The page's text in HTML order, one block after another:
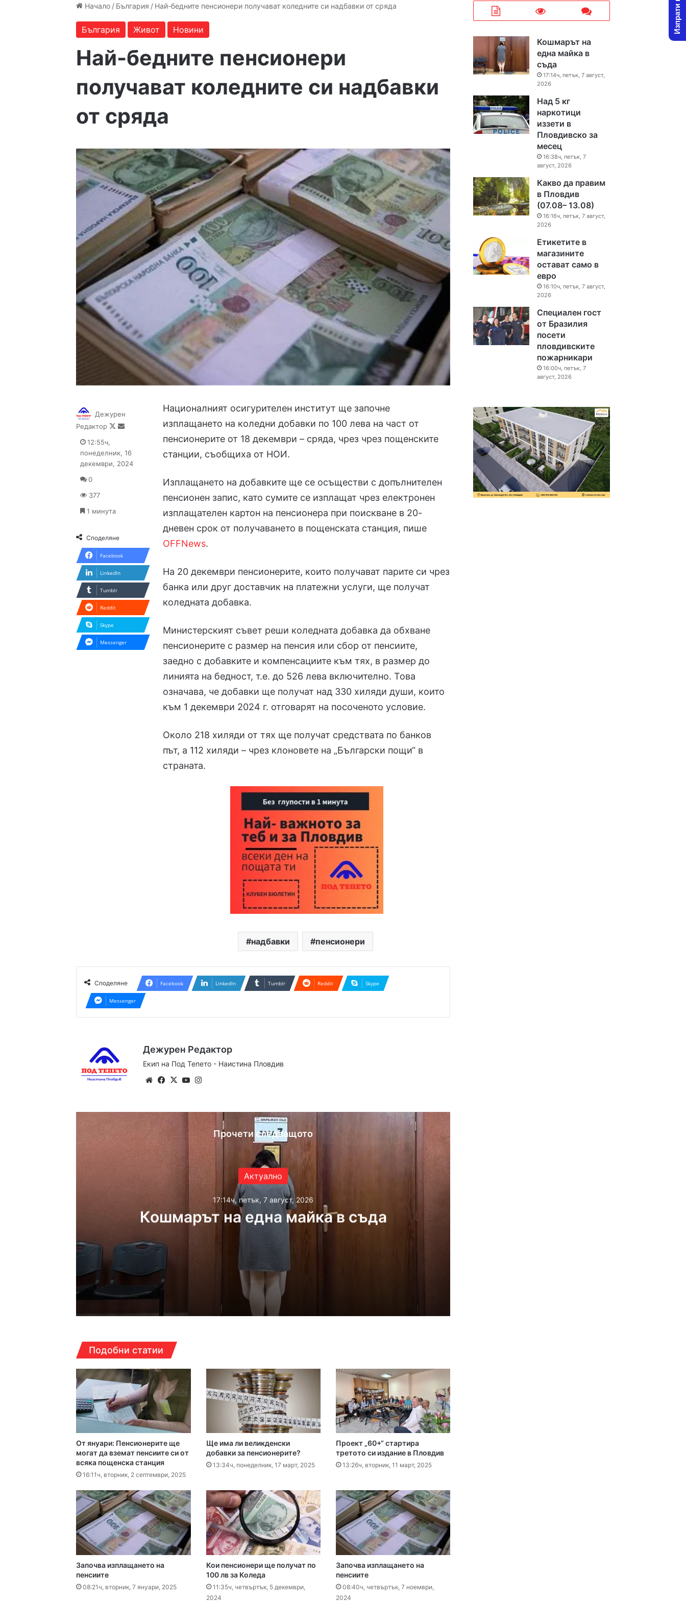
Начало / България / Най-бедните пенсионери получават коледните си надбавки от сряда
България Живот Новини
Най-бедните пенсионери
получават коледните си надбавки
от сряда
Националният осигурителен институт ще започне
изплащането на коледни добавки по 100 лева на част от
пенсионерите от 18 декември – сряда, чрез чрез пощенските
станции, съобщиха от НОИ.
Изплащането на добавките ще се осъществи с допълнителен
пенсионен запис, като сумите се изплащат чрез електронен
изплащателен картон на пенсионера при поискване в 20-
дневен срок от получаването в пощенската станция, пише
OFFNews.
На 20 декември пенсионерите, които получават парите си чрез
банка или друг доставчик на платежни услуги, ще получат
коледната добавка.
Министерският съвет реши коледната добавка да обхване
пенсионерите с размер на пенсия или сбор от пенсиите,
заедно с добавките и компенсациите към тях, в размер до
линията на бедност, т.е. до 526 лева включително. Това
означава, че добавки ще получат над 330 хиляди души, които
към 1 декември 2024 г. отговарят на посоченото условие.
Около 218 хиляди от тях ще получат средствата по банков
път, а 112 хиляди – чрез клоновете на „Български пощи“ в
страната.
надбавки пенсионери
Дежурен
Редактор
Follow
Send
12:55ч,
понеделник, 16
декември, 2024
0
377
1 минута
Споделяне
Facebook
LinkedIn
Tumblr
Reddit
Skype
Messenger
Споделяне Facebook LinkedIn Tumblr Reddit Skype
Messenger
Дежурен Редактор
Екип на Под Тепето - Наистина Пловдив
WebsiteFacebook
X YouTube
Прочети следващото
Актуално
17:14ч, петък, 7 август, 2026
Кошмарът на една майка в съда
17:14ч, петък, 7 август, 2026
Кошмарът на една майка в съда
Над 5 кг наркотици иззети в Пловдивско за месец
16:16ч, петък, 7 август, 2026
Какво да правим в Пловдив (07.08– 13.08)
16:10ч, петък, 7 август, 2026
Етикетите в магазините остават само в евро
16:00ч, петък, 7 август, 2026
Специален гост от Бразилия посети пловдивските пожарникари
15:43ч, петък, 7 август, 2026
Подобни статии
От януари: Пенсионерите ще
могат да вземат пенсиите си от
всяка пощенска станция
16:11ч, вторник, 2 септември, 2025
Ще има ли великденски
добавки за пенсионерите?
13:34ч, понеделник, 17 март, 2025
Проект „60+“ стартира
третото си издание в Пловдив
13:26ч, вторник, 11 март, 2025
Започва изплащането на
пенсиите
08:21ч, вторник, 7 януари, 2025
Кои пенсионери ще получат по
100 лв за Коледа
11:35ч, четвъртък, 5 декември,
2024
Започва изплащането на
пенсиите
08:40ч, четвъртък, 7 ноември,
2024
Кошмарът на
една майка в
съда
17:14ч, петък, 7 август,
2026
Над 5 кг
наркотици
иззети в
Пловдивско за
месец
16:38ч, петък, 7
август, 2026
Какво да правим
в Пловдив
(07.08– 13.08)
16:16ч, петък, 7 август,
2026
Етикетите в
магазините
остават само в
евро
16:10ч, петък, 7 август,
2026
Специален гост
от Бразилия
посети
пловдивските
пожарникари
16:00ч, петък, 7
август, 2026